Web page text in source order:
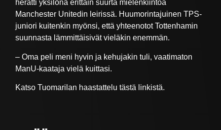
herätti yksilönä erittäin suurta mielenkiintoa
Manchester Unitedin leirissä. Huumorintajuinen TPS-
juniori kuitenkin myönsi, että yhteenotot Tottenhamin
suunnasta lämmittäisivät vieläkin enemmän.
– Oma peli meni hyvin ja kehujakin tuli, vaatimaton
ManU-kaataja vielä kuittasi.
Katso Tuomarilan haastattelu tästä linkistä.